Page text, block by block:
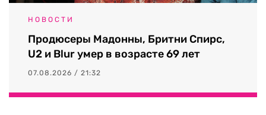
НОВОСТИ
Продюсеры Мадонны, Бритни Спирс,
U2 и Blur умер в возрасте 69 лет
07.08.2026 / 21:32